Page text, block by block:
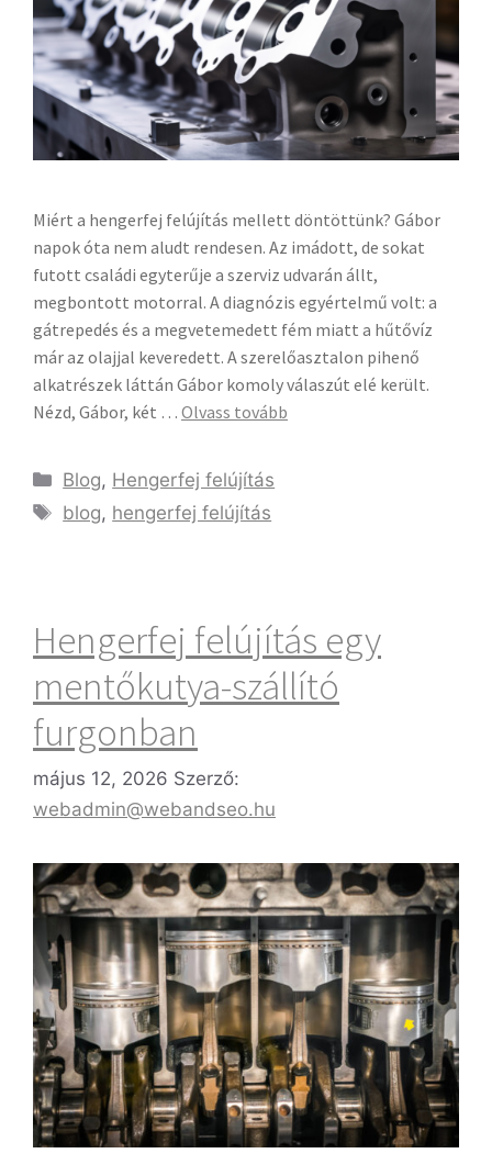
Miért a hengerfej felújítás mellett döntöttünk? Gábor
napok óta nem aludt rendesen. Az imádott, de sokat
futott családi egyterűje a szerviz udvarán állt,
megbontott motorral. A diagnózis egyértelmű volt: a
gátrepedés és a megvetemedett fém miatt a hűtővíz
már az olajjal keveredett. A szerelőasztalon pihenő
alkatrészek láttán Gábor komoly válaszút elé került.
Nézd, Gábor, két … Olvass tovább
Blog, Hengerfej felújítás
blog, hengerfej felújítás
Hengerfej felújítás egy
mentőkutya-szállító
furgonban
május 12, 2026 Szerző:
webadmin@webandseo.hu